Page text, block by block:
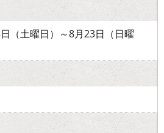
（土曜日）～8月23日（日曜